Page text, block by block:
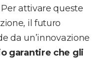
Per attivare queste
il futuro
da un’innovazione
garantire che gli